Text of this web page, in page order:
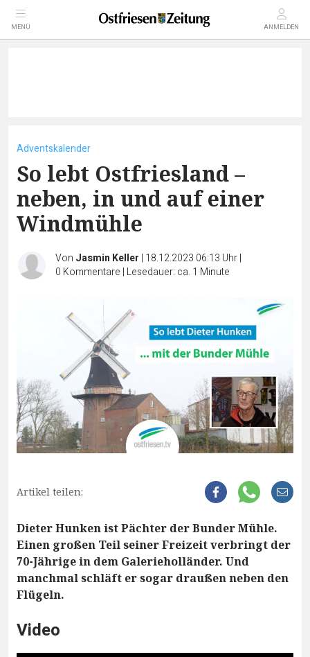
MENÜ ANMELDEN
Adventskalender
So lebt Ostfriesland –
neben, in und auf einer
Windmühle
Von Jasmin Keller | 18.12.2023 06:13 Uhr|
0 Kommentare | Lesedauer: ca. 1 Minute
Artikel teilen:
Dieter Hunken ist Pächter der Bunder Mühle.
Einen großen Teil seiner Freizeit verbringt der
70-Jährige in dem Galerieholländer. Und
manchmal schläft er sogar draußen neben den
Flügeln.
Video